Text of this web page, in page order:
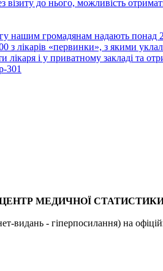
до нього, можливість
нашим громадянам надають понад
з лікарів «первинки», з якими
і у приватному закладі та
301
МЕДИЧНОЇ
видань - гіперпосилання)